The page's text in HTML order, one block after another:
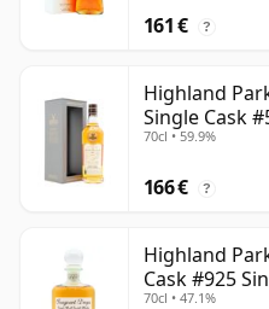
161 € ?
Highland
Single Cask
70cl • 59.9%
166 € ?
Highland
Cask #925
70cl • 47.1%